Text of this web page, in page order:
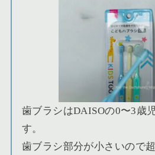
歯ブラシはDAISOの0〜3歳
す。
歯ブラシ部分が小さいので